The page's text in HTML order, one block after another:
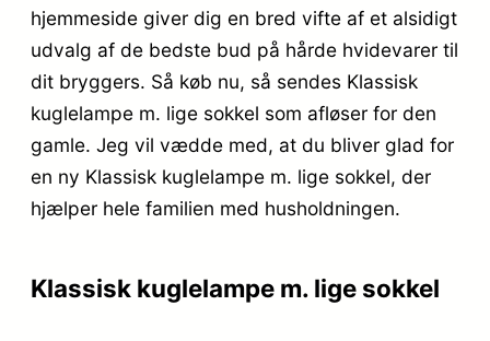
hjemmeside giver dig en bred vifte af et alsidigt
udvalg af de bedste bud på hårde hvidevarer til
dit bryggers. Så køb nu, så sendes Klassisk
kuglelampe m. lige sokkel som afløser for den
gamle. Jeg vil vædde med, at du bliver glad for
en ny Klassisk kuglelampe m. lige sokkel, der
hjælper hele familien med husholdningen.
Klassisk kuglelampe m. lige sokkel